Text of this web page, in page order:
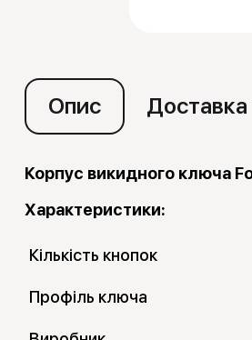
Опис Доставка
Корпус викидного ключа
Характеристики:
Кількість кнопок
Профіль ключа